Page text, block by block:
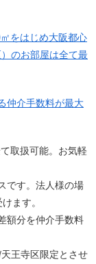
をはじめ大阪都心
のお部屋は全て最
仲介手数料が最大
取扱可能。お気軽
です。法人様の場
ます。
額分を仲介手数料
王寺区限定とさせ